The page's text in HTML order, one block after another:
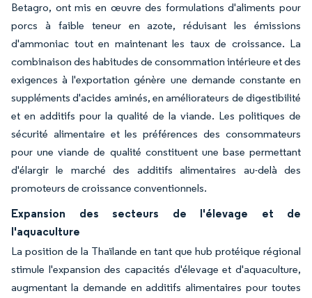
Betagro, ont mis en œuvre des formulations d'aliments pour
porcs à faible teneur en azote, réduisant les émissions
d'ammoniac tout en maintenant les taux de croissance. La
combinaison des habitudes de consommation intérieure et des
exigences à l'exportation génère une demande constante en
suppléments d'acides aminés, en améliorateurs de digestibilité
et en additifs pour la qualité de la viande. Les politiques de
sécurité alimentaire et les préférences des consommateurs
pour une viande de qualité constituent une base permettant
d'élargir le marché des additifs alimentaires au-delà des
promoteurs de croissance conventionnels.
Expansion des secteurs de l'élevage et de
l'aquaculture
La position de la Thaïlande en tant que hub protéique régional
stimule l'expansion des capacités d'élevage et d'aquaculture,
augmentant la demande en additifs alimentaires pour toutes